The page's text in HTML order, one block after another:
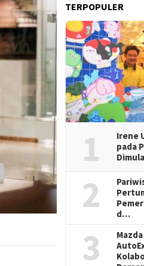
TERPOPULER
1
Irene
pada
2
d…
3